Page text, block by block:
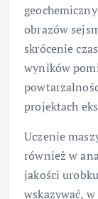
obrazów
skrócenie
wyników
projektach
Uczenie
również w
jakości
wskazywać,